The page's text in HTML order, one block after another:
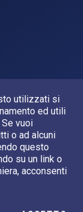
utilizzati si
ed utili
Se vuoi
o ad alcuni
questo
su un link o
acconsenti